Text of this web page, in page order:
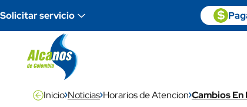
Solicitar servicio
Paga en
icon
Imagen
Inicio Noticias Horarios de Atencion Cambios